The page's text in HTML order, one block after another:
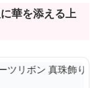
華を添える上